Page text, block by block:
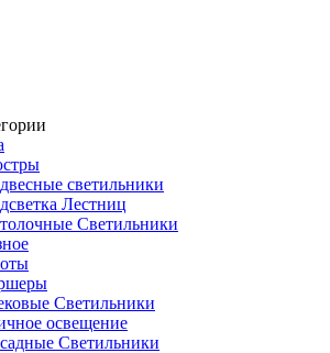
светильники
Лестниц
Светильники
Светильники
освещение
Светильники